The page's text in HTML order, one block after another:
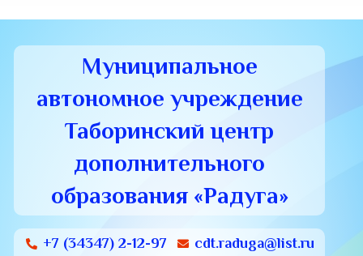
Муниципальное
автономное учреждение
Таборинский центр
дополнительного
образования «Радуга»
+7 (34347) 2-12-97
cdt.raduga@list.ru